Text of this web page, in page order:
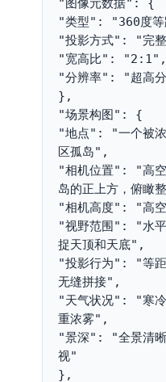
"类型": "360度等
"投影方式": "完整
"宽高比": "2:1",
"分辨率": "超高分
},
"场景构图": {
"地点": "一个被浓
区孤岛",
"相机位置": "高空
岛的正上方，俯瞰
"相机高度": "高
"视野范围": "水平
捉天顶和天底",
"投影行为": "等距
无缝拼接",
"天气状况": "寒冷
重浓雾",
"景深": "全景清晰
视"
},